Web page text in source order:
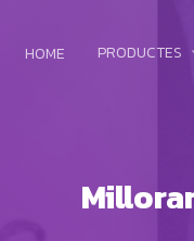
HOME PRODUCTES